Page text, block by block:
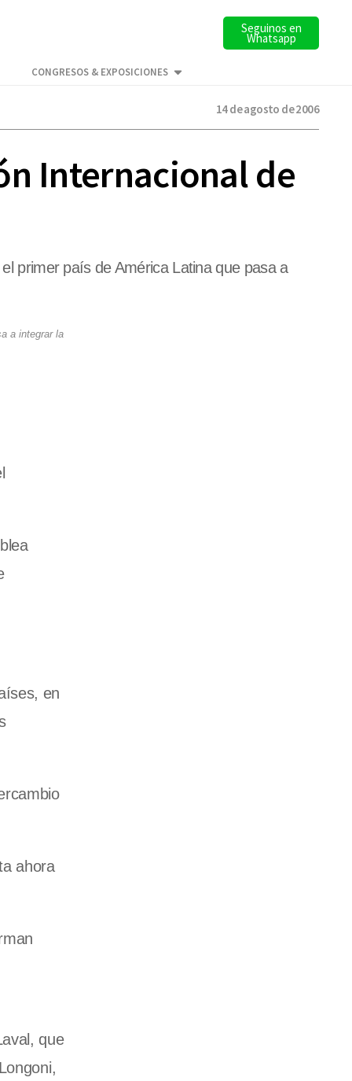
Seguinos en
Whatsapp
CONGRESOS & EXPOSICIONES
14 de agosto de 2006
Internacional de
primer país de América Latina que pasa a
a integrar la
en
ahora
que